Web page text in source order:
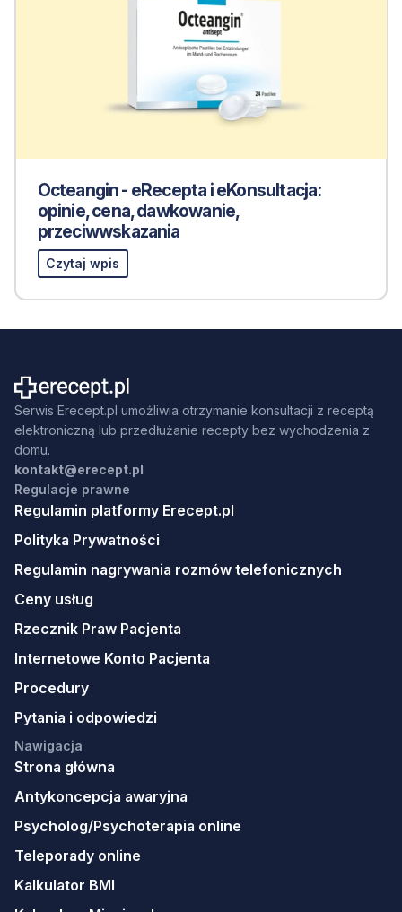
Octeangin - eRecepta i eKonsultacja:
opinie, cena, dawkowanie,
przeciwwskazania
Czytaj wpis
Serwis Erecept.pl umożliwia otrzymanie konsultacji z receptą
elektroniczną lub przedłużanie recepty bez wychodzenia z
domu.
kontakt@erecept.pl
Regulacje prawne
Regulamin platformy Erecept.pl
Polityka Prywatności
Regulamin nagrywania rozmów telefonicznych
Ceny usług
Rzecznik Praw Pacjenta
Internetowe Konto Pacjenta
Procedury
Pytania i odpowiedzi
Nawigacja
Strona główna
Antykoncepcja awaryjna
Psycholog/Psychoterapia online
Teleporady online
Kalkulator BMI